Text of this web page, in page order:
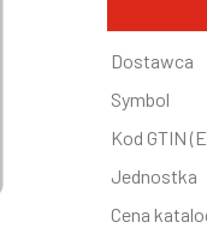
Informacja
Wartość
Dostawca
Symbol
Kod GTIN
Jednostka
Cena